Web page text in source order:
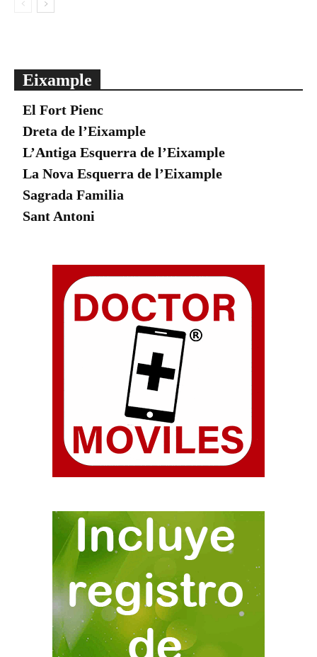
Eixample
El Fort Pienc
Dreta de l’Eixample
L’Antiga Esquerra de l’Eixample
La Nova Esquerra de l’Eixample
Sagrada Familia
Sant Antoni